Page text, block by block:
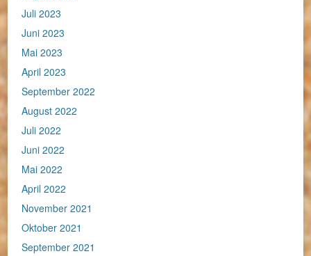
Juli 2023
Juni 2023
Mai 2023
April 2023
September 2022
August 2022
Juli 2022
Juni 2022
Mai 2022
April 2022
November 2021
Oktober 2021
September 2021